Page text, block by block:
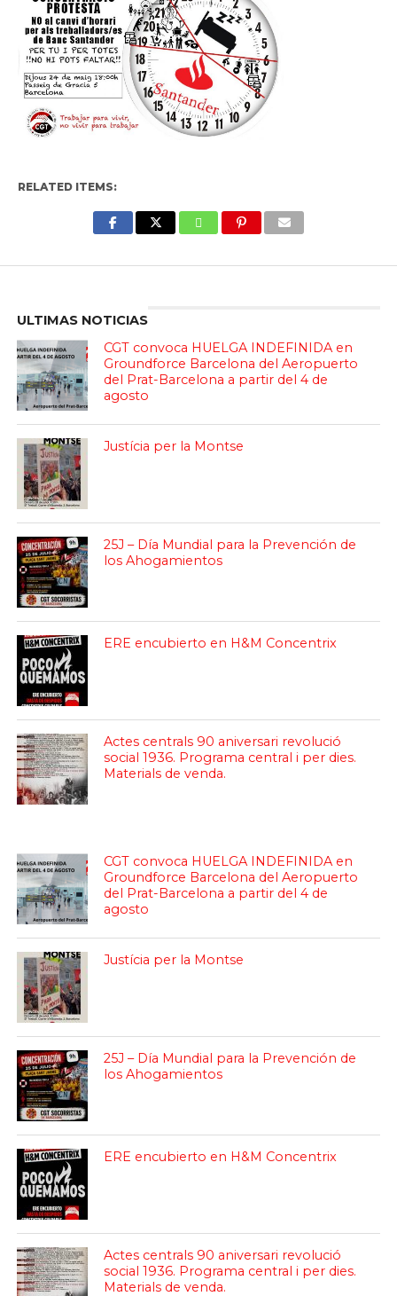
RELATED ITEMS:
ULTIMAS NOTICIAS
CGT convoca HUELGA INDEFINIDA en
Groundforce Barcelona del Aeropuerto
del Prat-Barcelona a partir del 4 de
agosto
Justícia per la Montse
25J – Día Mundial para la Prevención de
los Ahogamientos
ERE encubierto en H&M Concentrix
Actes centrals 90 aniversari revolució
social 1936. Programa central i per dies.
Materials de venda.
CGT convoca HUELGA INDEFINIDA en
Groundforce Barcelona del Aeropuerto
del Prat-Barcelona a partir del 4 de
agosto
Justícia per la Montse
25J – Día Mundial para la Prevención de
los Ahogamientos
ERE encubierto en H&M Concentrix
Actes centrals 90 aniversari revolució
social 1936. Programa central i per dies.
Materials de venda.